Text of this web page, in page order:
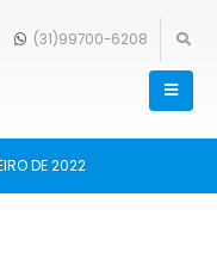
(31)99700-6208
DE 2022